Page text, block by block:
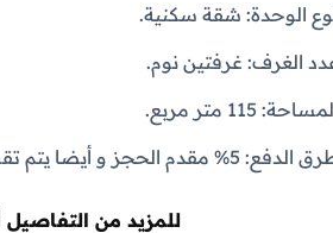
الوحدة: شقة سكنية.
الغرف: غرفتين نوم.
115 متر مربع.
5% مقدم الحجز و أيضا يتم تقسيط الباقي علي فترة تصل إلي 10 سنوات بدون فوائد.
للمزيد من